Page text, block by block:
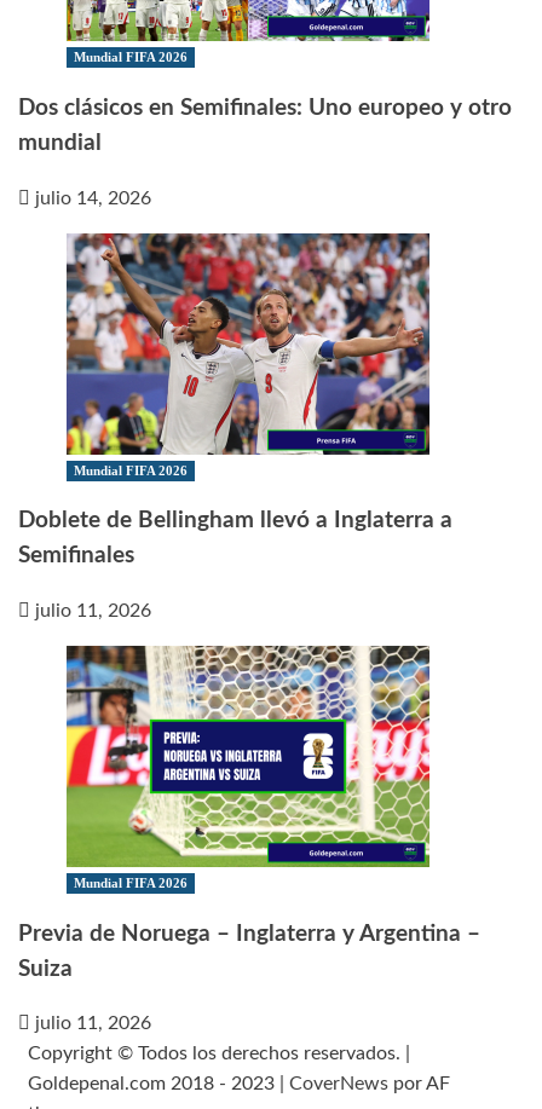
Mundial FIFA 2026
Dos clásicos en Semifinales: Uno europeo y otro
mundial
julio 14, 2026
Mundial FIFA 2026
Doblete de Bellingham llevó a Inglaterra a
Semifinales
julio 11, 2026
Mundial FIFA 2026
Previa de Noruega – Inglaterra y Argentina –
Suiza
julio 11, 2026
Copyright © Todos los derechos reservados. |
Goldepenal.com 2018 - 2023
CoverNewspor AF